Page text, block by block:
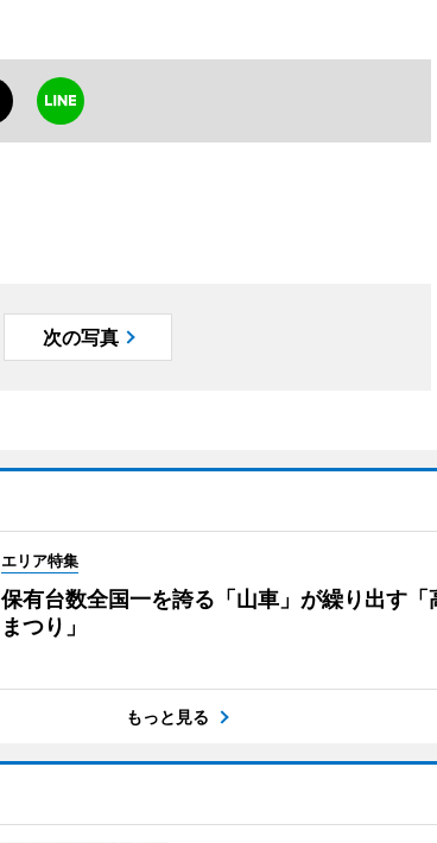
次の写真
エリア特集
保有台数全国一を誇る「山車」が繰り出す「
まつり」
もっと見る